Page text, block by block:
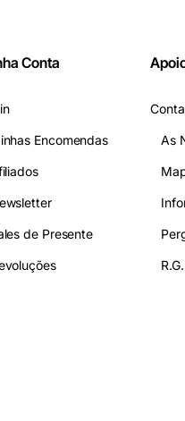
Conta
Encomendas
de Presente
As